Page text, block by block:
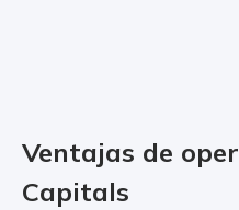
Ventajas de
Capitals